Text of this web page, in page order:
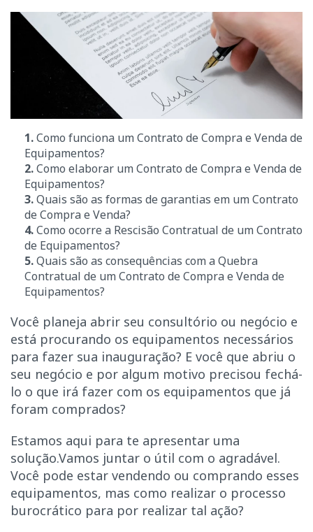
1.Como funciona um Contrato de Compra e Venda de
Equipamentos?
2.Como elaborar um Contrato de Compra e Venda de
Equipamentos?
3.Quais são as formas de garantias em um Contrato
de Compra e Venda?
4.Como ocorre a Rescisão Contratual de um Contrato
de Equipamentos?
5.Quais são as consequências com a Quebra
Contratual de um Contrato de Compra e Venda de
Equipamentos?
Você planeja abrir seu consultório ou negócio e
está procurando os equipamentos necessários
para fazer sua inauguração? E você que abriu o
seu negócio e por algum motivo precisou fechá-
lo o que irá fazer com os equipamentos que já
foram comprados?
Estamos aqui para te apresentar uma
solução.Vamos juntar o útil com o agradável.
Você pode estar vendendo ou comprando esses
equipamentos, mas como realizar o processo
burocrático para por realizar tal ação?